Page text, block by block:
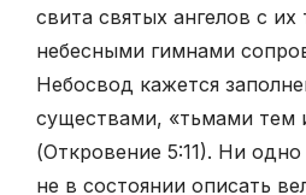
свита святых ангелов с
небесными гимнами
Небосвод кажется
существами, «тьмами тем
(Откровение 5:11). Ни
не в состоянии описать